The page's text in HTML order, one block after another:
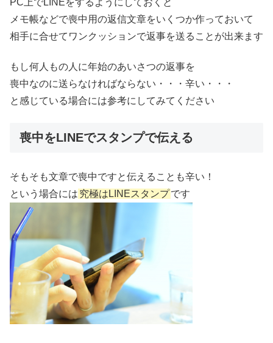
メモ帳などで喪中用の返信文章をいくつか作っておいて
相手に合せてワンクッションで返事を送ることが出来ます
もし何人もの人に年始のあいさつの返事を
喪中なのに送らなければならない・・・辛い・・・
と感じている場合には参考にしてみてください
喪中をLINEでスタンプで伝える
そもそも文章で喪中ですと伝えることも辛い！
という場合には 究極はLINEスタンプです